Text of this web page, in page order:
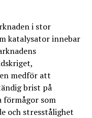
i stor
katalysator innebar
medför att
brist på
förmågor som
och stresstålighet